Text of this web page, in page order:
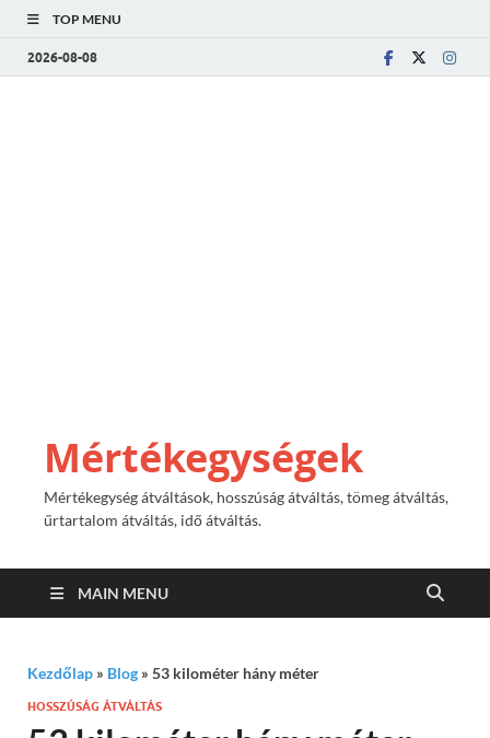
TOP MENU
2026-08-08
Mértékegységek
Mértékegység átváltások, hosszúság átváltás, tömeg átváltás,
űrtartalom átváltás, idő átváltás.
MAIN MENU
Kezdőlap » Blog » 53 kilométer hány méter
HOSSZÚSÁG ÁTVÁLTÁS